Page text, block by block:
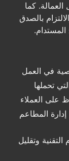
كما
بالصدق
المستدام.
في العمل
تحملها
على العملاء
إدارة المطاعم
وتقليل